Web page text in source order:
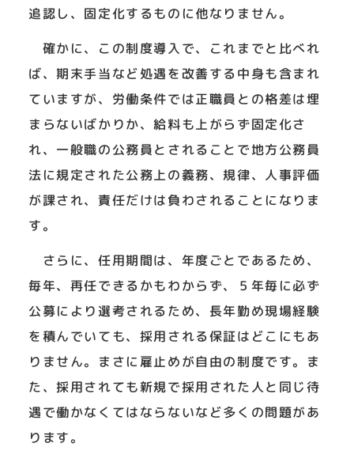
追認し、固定化するものに他なりません。
確かに、この制度導入で、これまでと比べれ
ば、期末手当など処遇を改善する中身も含まれ
ていますが、労働条件では正職員との格差は埋
まらないばかりか、給料も上がらず固定化さ
れ、一般職の公務員とされることで地方公務員
法に規定された公務上の義務、規律、人事評価
が課され、責任だけは負わされることになりま
す。
さらに、任用期間は、年度ごとであるため、
毎年、再任できるかもわからず、５年毎に必ず
公募により選考されるため、長年勤め現場経験
を積んでいても、採用される保証はどこにもあ
りません。まさに雇止めが自由の制度です。ま
た、採用されても新規で採用された人と同じ待
遇で働かなくてはならないなど多くの問題があ
ります。